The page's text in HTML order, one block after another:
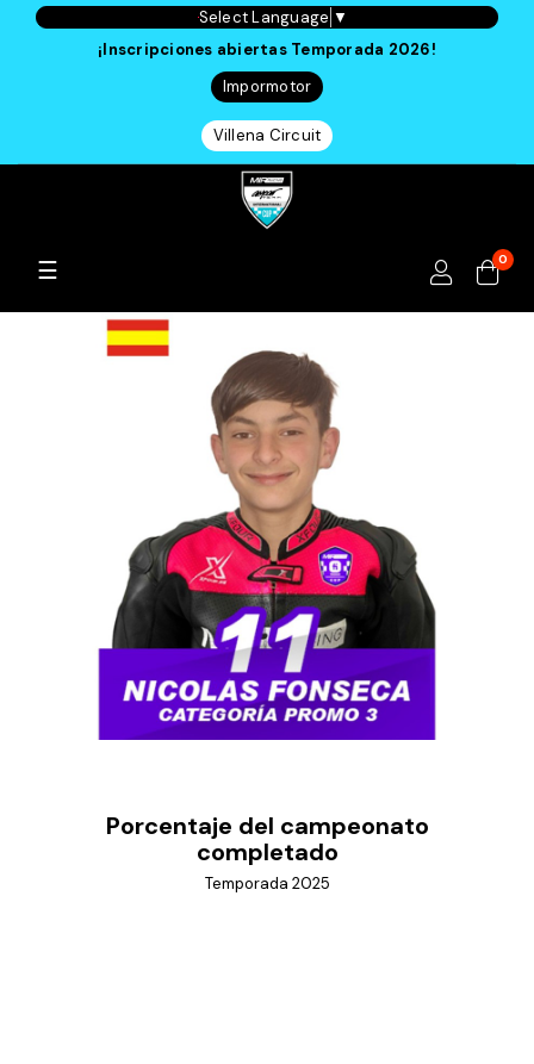
Select Language ▼
¡Inscripciones abiertas Temporada 2026!
Impormotor
Villena Circuit
Navegación
palanca
☰ 0
Porcentaje del campeonato
completado
Temporada 2025